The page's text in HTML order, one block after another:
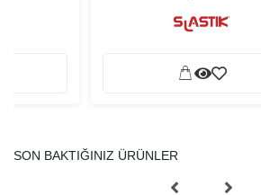
SON BAKTIĞINIZ ÜRÜNLER